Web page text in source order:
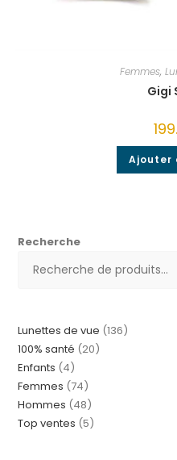
Femmes,
Gigi
Ajouter
Recherche
Lunettes de vue 136
100% santé 20
Enfants 4
Femmes 74
Hommes 48
Top ventes 5